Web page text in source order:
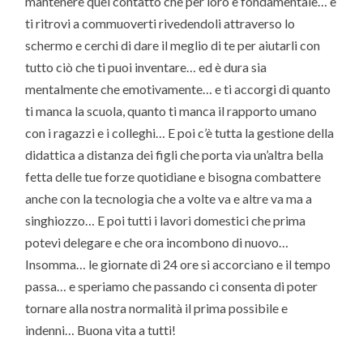
ti ritrovi a commuoverti rivedendoli attraverso lo
schermo e cerchi di dare il meglio di te per aiutarli con
tutto ciò che ti puoi inventare… ed è dura sia
mentalmente che emotivamente… e ti accorgi di quanto
ti manca la scuola, quanto ti manca il rapporto umano
con i ragazzi e i colleghi… E poi c’è tutta la gestione della
didattica a distanza dei figli che porta via un’altra bella
fetta delle tue forze quotidiane e bisogna combattere
anche con la tecnologia che a volte va e altre va ma a
singhiozzo… E poi tutti i lavori domestici che prima
potevi delegare e che ora incombono di nuovo…
Insomma… le giornate di 24 ore si accorciano e il tempo
passa… e speriamo che passando ci consenta di poter
tornare alla nostra normalità il prima possibile e
indenni… Buona vita a tutti!